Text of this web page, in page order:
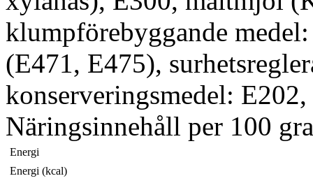
klumpförebyggande
(E471, E475),
konserveringsmedel:
Näringsinnehåll per 100
Energi
Energi (kcal)